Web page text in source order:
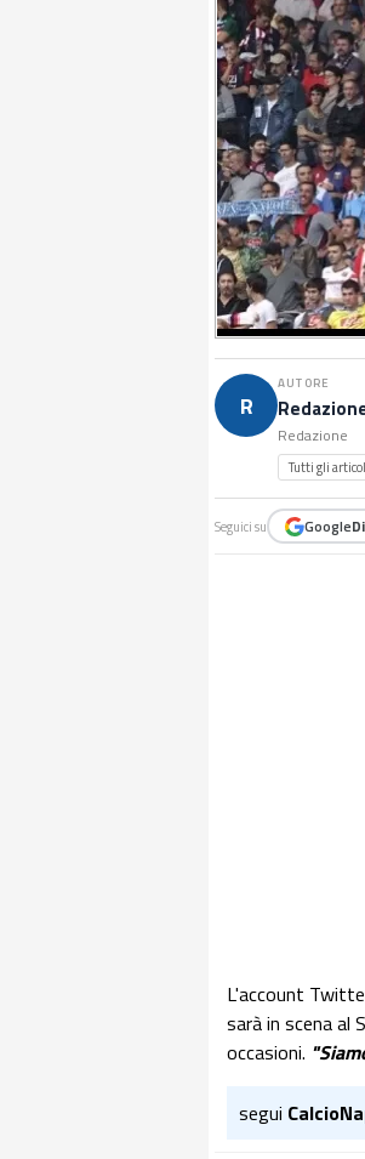
R
AUTORE
Redazione
Tutti gli
Seguici su Google
L'account
sarà in scena al
occasioni.
segui